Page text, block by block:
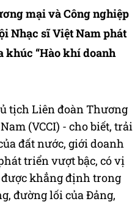
mại và Công nghiệp
Nhạc sĩ Việt Nam phát
khúc “Hào khí doanh
tịch Liên đoàn Thương
(VCCI) - cho biết, trải
đất nước, giới doanh
triển vượt bậc, có vị
khẳng định trong
đường lối của Đảng,